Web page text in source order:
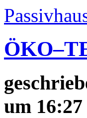
um 16:27